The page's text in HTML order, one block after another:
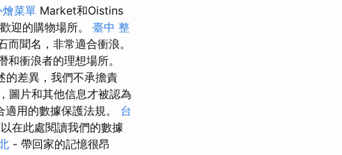
菜單 Market和Oistins
迎的購物場所。 臺中 整
聞名，非常適合衝浪。
和衝浪者的理想場所。
的差異，我們不承擔責
圖片和其他信息才被認為
用的數據保護法規。 台
在此處閱讀我們的數據
- 帶回家的記憶很昂